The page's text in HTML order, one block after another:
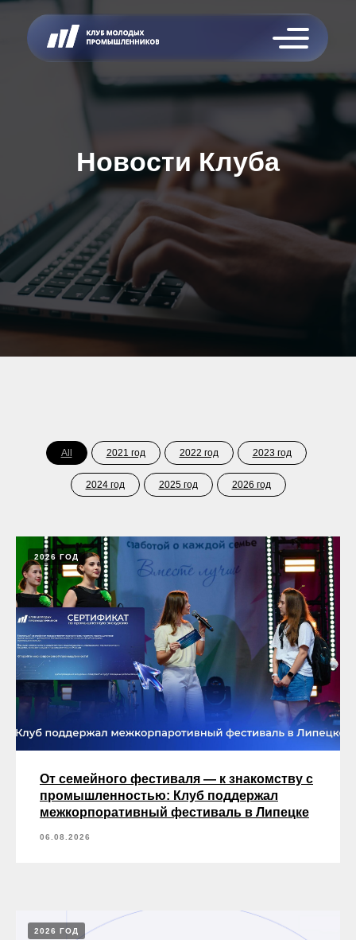
Новости Клуба
All 2021 год 2022 год 2023 год
2024 год 2025 год 2026 год
2026 ГОД
От семейного фестиваля — к знакомству с
промышленностью: Клуб поддержал
межкорпоративный фестиваль в Липецке
06.08.2026
2026 ГОД